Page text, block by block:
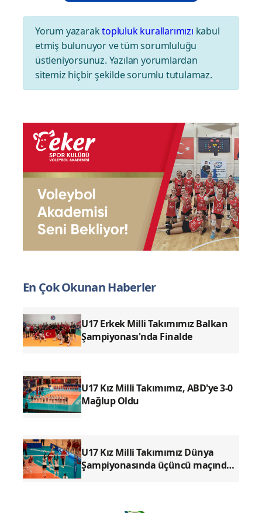
Yorum yazarak topluluk kurallarımızıkabul
etmiş bulunuyor ve tüm sorumluluğu
üstleniyorsunuz. Yazılan yorumlardan
sitemiz hiçbir şekilde sorumlu tutulamaz.
En Çok Okunan Haberler